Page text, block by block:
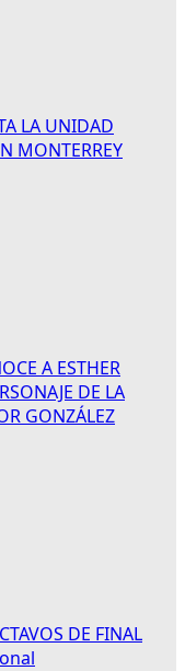
LA UNIDAD
MONTERREY
A ESTHER
DE LA
GONZÁLEZ
DE FINAL